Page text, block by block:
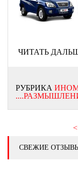
ЧИТАТЬ
РУБРИКА
СВЕЖИЕ